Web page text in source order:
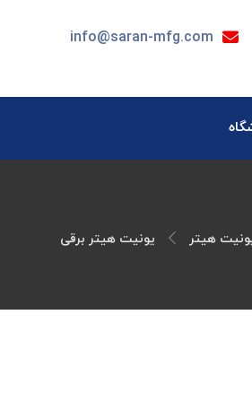
info@saran-mfg.com
هیتر یونیت هیتر برقی